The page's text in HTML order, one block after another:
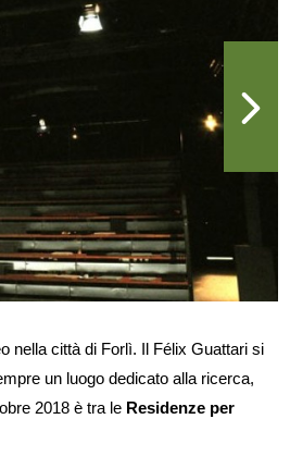
nella città di Forlì. Il Félix Guattari si
un luogo dedicato alla ricerca,
2018 è tra le Residenze per